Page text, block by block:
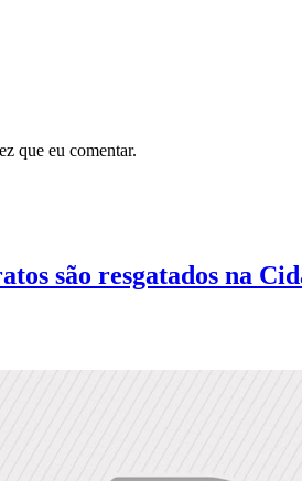
que eu comentar.
são resgatados na